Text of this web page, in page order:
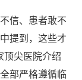
信、患者敢不
提到，这些才
顶尖医院介绍
部严格遵循临